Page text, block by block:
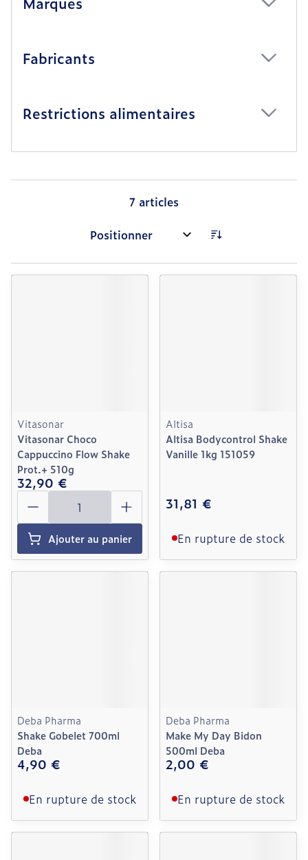
Fabricants
Restrictions alimentaires
7 articles
Trier par:
Vitasonar
Vitasonar Choco
Cappuccino Flow Shake
Prot.+ 510g
32,90 €
Quantité
Ajouter au panier
Altisa
Altisa Bodycontrol Shake
Vanille 1kg 151059
31,81 €
En rupture de stock
Deba Pharma
Shake Gobelet 700ml
Deba
4,90 €
En rupture de stock
Deba Pharma
Make My Day Bidon
500ml Deba
2,00 €
En rupture de stock